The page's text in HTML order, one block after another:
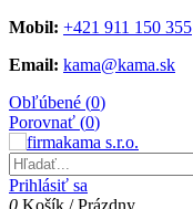
Mobil: +421 911 150 355
Email: kama@kama.sk
Obľúbené (0)
Porovnať (0)
Prihlásiť sa
0 Košík /Prázdny